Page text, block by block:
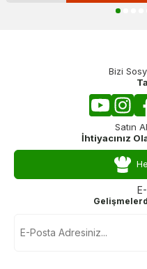
Bizi
Satın
İhtiyacınız